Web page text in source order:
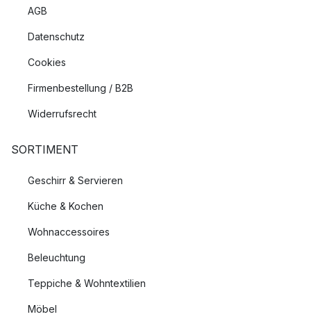
AGB
Datenschutz
Cookies
Firmenbestellung / B2B
Widerrufsrecht
SORTIMENT
Geschirr & Servieren
Küche & Kochen
Wohnaccessoires
Beleuchtung
Teppiche & Wohntextilien
Möbel